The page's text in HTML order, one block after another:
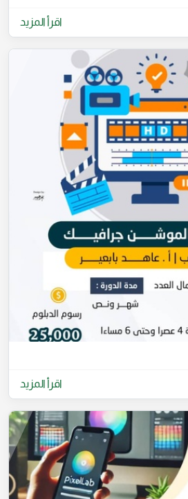
اقرأ المزيد
اقرأ المزيد